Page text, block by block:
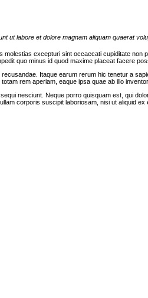
ut labore et dolore magnam aliquam quaerat
excepturi sint occaecati cupiditate non
quo minus id quod maxime placeat facere
Itaque earum rerum hic tenetur a
rem aperiam, eaque ipsa quae ab illo
nesciunt. Neque porro quisquam est, qui
corporis suscipit laboriosam, nisi ut aliquid